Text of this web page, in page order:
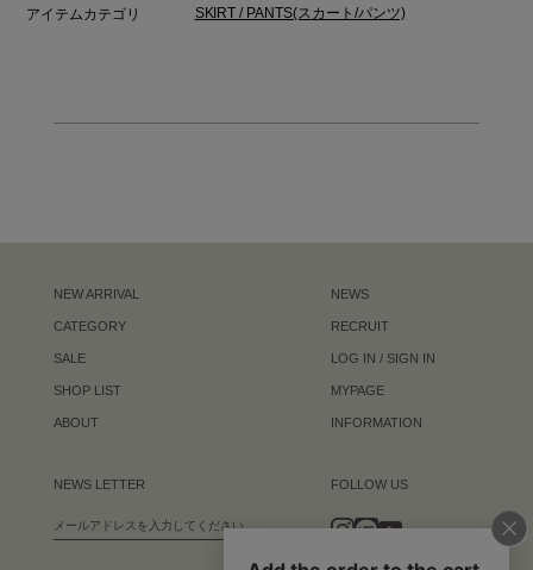
アイテムカテゴリ
SKIRT / PANTS(スカート/パンツ)
NEW ARRIVAL
CATEGORY
SALE
SHOP LIST
ABOUT
NEWS LETTER
NEWS
RECRUIT
LOG IN / SIGN IN
MYPAGE
INFORMATION
FOLLOW US